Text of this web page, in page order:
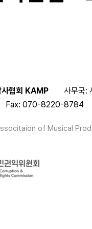
사협회 KAMP
사무국:
Fax: 070-8220-8784
of Musical